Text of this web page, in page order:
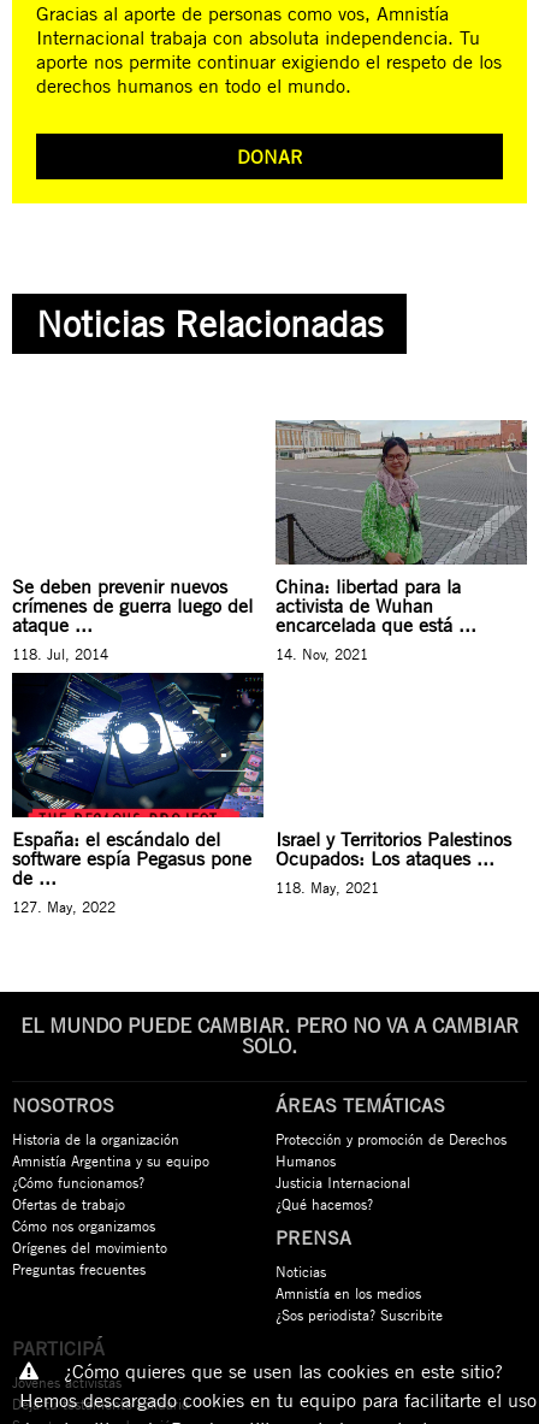
Gracias al aporte de personas como vos, Amnistía
Internacional trabaja con absoluta independencia. Tu
aporte nos permite continuar exigiendo el respeto de los
derechos humanos en todo el mundo.
DONAR
Noticias Relacionadas
Se deben prevenir nuevos
crímenes de guerra luego del
ataque ...
118. Jul, 2014
China: libertad para la
activista de Wuhan
encarcelada que está ...
14. Nov, 2021
España: el escándalo del
software espía Pegasus pone
de ...
127. May, 2022
Israel y Territorios Palestinos
Ocupados: Los ataques ...
118. May, 2021
EL MUNDO PUEDE CAMBIAR. PERO NO VA A CAMBIAR
SOLO.
NOSOTROS
Historia de la organización
Amnistía Argentina y su equipo
¿Cómo funcionamos?
Ofertas de trabajo
Cómo nos organizamos
Orígenes del movimiento
Preguntas frecuentes
ÁREAS TEMÁTICAS
Protección y promoción de Derechos
Humanos
Justicia Internacional
¿Qué hacemos?
PRENSA
Noticias
Amnistía en los medios
¿Sos periodista? Suscribite
PARTICIPÁ
Jóvenes activistas
Dejá tu testamento solidario
¿Cómo quieres que se usen las cookies en este sitio?
Hemos descargado cookies en tu equipo para facilitarte el uso